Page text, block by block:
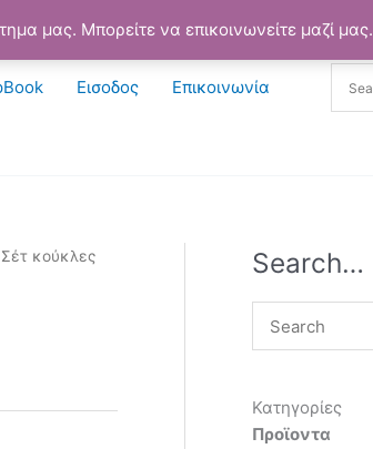
μας. Μπορείτε να επικοινωνείτε μαζί μας.
Εισοδος Επικοινωνία
κούκλες Search…
Κατηγορίες
Προϊοντα